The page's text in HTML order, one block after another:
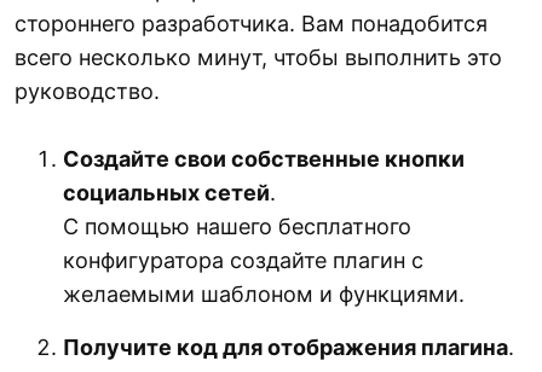
стороннего разработчика. Вам понадобится
всего несколько минут, чтобы выполнить это
руководство.
Создайте свои собственные кнопки
социальных сетей.
С помощью нашего бесплатного
конфигуратора создайте плагин с
желаемыми шаблоном и функциями.
Получите код для отображения плагина.